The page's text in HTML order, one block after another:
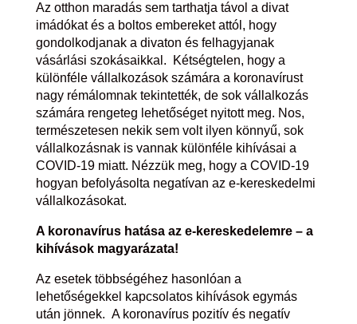
Az otthon maradás sem tarthatja távol a divat
imádókat és a boltos embereket attól, hogy
gondolkodjanak a divaton és felhagyjanak
vásárlási szokásaikkal.
Kétségtelen, hogy a
különféle vállalkozások számára a koronavírust
nagy rémálomnak tekintették, de sok vállalkozás
számára rengeteg lehetőséget nyitott meg. Nos,
természetesen nekik sem volt ilyen könnyű, sok
vállalkozásnak is vannak különféle kihívásai a
COVID-19 miatt. Nézzük meg, hogy a COVID-19
hogyan befolyásolta negatívan az e-kereskedelmi
vállalkozásokat.
A koronavírus hatása az e-kereskedelemre – a
kihívások magyarázata!
Az esetek többségéhez hasonlóan a
lehetőségekkel kapcsolatos kihívások egymás
után jönnek. A koronavírus pozitív és negatív